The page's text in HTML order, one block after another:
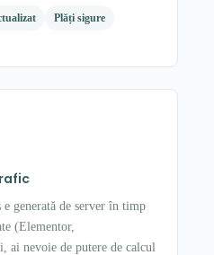
Plăți sigure
e generată de server în timp
(Elementor,
ai nevoie de putere de calcul